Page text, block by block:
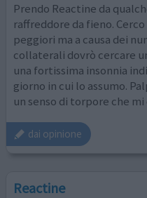
Prendo Reactine da
raffreddore da fieno.
peggiori ma a causa dei
collaterali dovrò cercare
una fortissima insonnia
giorno in cui lo assumo.
un senso di torpore che mi
dai opinione
Reactine